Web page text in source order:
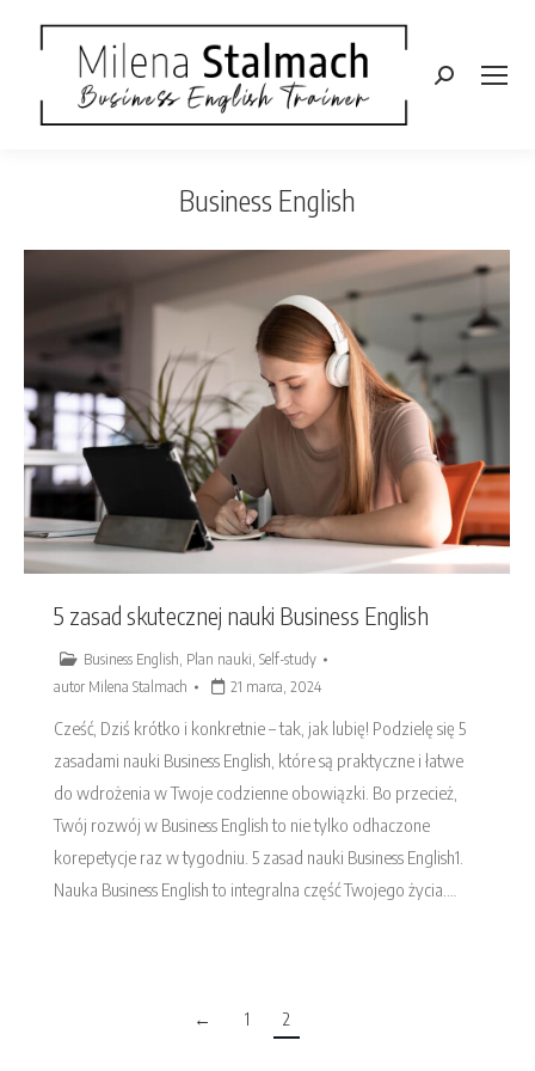
Szukaj:
Business English
5 zasad skutecznej nauki Business English
Business English, Plan nauki, Self-study
autor Milena Stalmach 21 marca, 2024
Cześć, Dziś krótko i konkretnie – tak, jak lubię! Podzielę się 5
zasadami nauki Business English, które są praktyczne i łatwe
do wdrożenia w Twoje codzienne obowiązki. Bo przecież,
Twój rozwój w Business English to nie tylko odhaczone
korepetycje raz w tygodniu. 5 zasad nauki Business English1.
Nauka Business English to integralna część Twojego życia.…
← 1 2